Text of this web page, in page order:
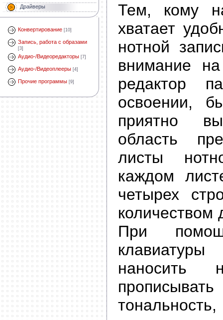
Драйверы
Конвертирование [10]
Запись, работа с образами
[3]
Аудио-/Видеоредакторы [7]
Аудио-/Видеоплееры [4]
Прочие программы [9]
Тем, кому
хватает
нотной
внимание
редактор
освоении,
приятно
область
листы
каждом
четырех
количеством
При
наносить